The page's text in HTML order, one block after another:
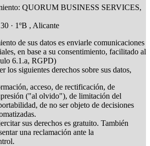
QUORUM BUSINESS SERVICES,
· 1ºB , Alicante
de sus datos es enviarle comunicaciones
en base a su consentimiento, facilitado al
6.1.a, RGPD)
los siguientes derechos sobre sus datos,
acceso, de rectificación, de
("al olvido"), de limitación del
de no ser objeto de decisiones
sus derechos es gratuito. También
una reclamación ante la